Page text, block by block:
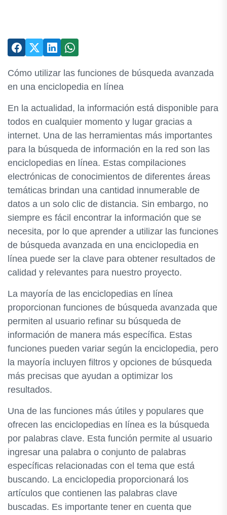
Cómo utilizar las funciones de búsqueda avanzada
en una enciclopedia en línea
En la actualidad, la información está disponible para
todos en cualquier momento y lugar gracias a
internet. Una de las herramientas más importantes
para la búsqueda de información en la red son las
enciclopedias en línea. Estas compilaciones
electrónicas de conocimientos de diferentes áreas
temáticas brindan una cantidad innumerable de
datos a un solo clic de distancia. Sin embargo, no
siempre es fácil encontrar la información que se
necesita, por lo que aprender a utilizar las funciones
de búsqueda avanzada en una enciclopedia en
línea puede ser la clave para obtener resultados de
calidad y relevantes para nuestro proyecto.
La mayoría de las enciclopedias en línea
proporcionan funciones de búsqueda avanzada que
permiten al usuario refinar su búsqueda de
información de manera más específica. Estas
funciones pueden variar según la enciclopedia, pero
la mayoría incluyen filtros y opciones de búsqueda
más precisas que ayudan a optimizar los
resultados.
Una de las funciones más útiles y populares que
ofrecen las enciclopedias en línea es la búsqueda
por palabras clave. Esta función permite al usuario
ingresar una palabra o conjunto de palabras
específicas relacionadas con el tema que está
buscando. La enciclopedia proporcionará los
artículos que contienen las palabras clave
buscadas. Es importante tener en cuenta que